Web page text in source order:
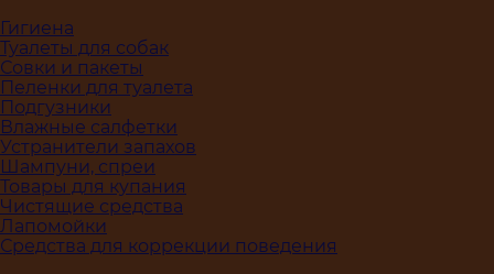
Гигиена
Туалеты для собак
Совки и пакеты
Пеленки для туалета
Подгузники
Влажные салфетки
Устранители запахов
Шампуни, спреи
Товары для купания
Чистящие средства
Лапомойки
Средства для коррекции поведения